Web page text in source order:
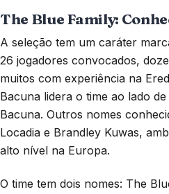
The Blue Family:
A seleção tem um caráter
26 jogadores convocados,
muitos com experiência na
Bacuna lidera o time ao lado
Bacuna. Outros nomes
Locadia e Brandley Kuwas,
alto nível na Europa.
O time tem dois nomes: The